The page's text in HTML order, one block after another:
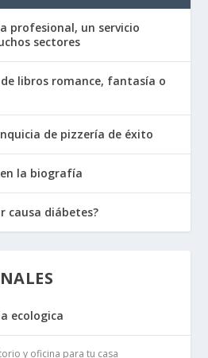
profesional, un servicio
sectores
libros romance, fantasía o
de pizzería de éxito
la biografía
causa diábetes?
ecologica
y oficina para tu casa